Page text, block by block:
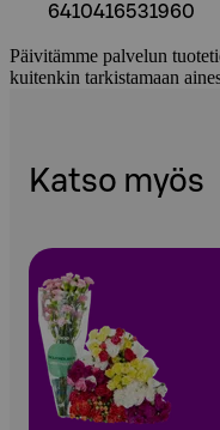
6410416531960
Päivitämme palvelun
kuitenkin tarkistamaan
Katso myös